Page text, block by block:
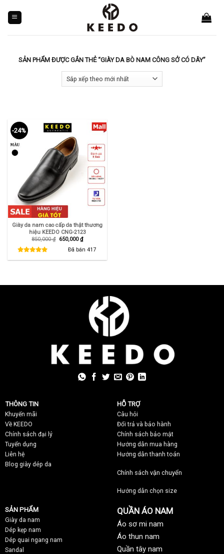
content
SẢN PHẨM ĐƯỢC GẮN THẺ “GIÀY DA BÒ NAM CÔNG SỞ CÓ DÂY”
-24%
Giày da nam cao cấp da thật thương
hiệu KEEDO CNG-2123
850,000₫ Giá
850,000 ₫.
650,000₫Giá
hiện
tại
là:
650,000 ₫.
Đã bán 417
THÔNG TIN
Khuyến mãi
Về KEEDO
Chính sách đại lý
Tuyển dụng
Liên hệ
Blog giày dép da
HỖ TRỢ
Câu hỏi
Đổi trả và bảo hành
Chính sách bảo mật
Hướng dẫn mua hàng
Hướng dẫn thanh toán
Chính sách vận chuyển
Hướng dẫn chọn size
SẢN PHẨM
Giày da nam
Dép kẹp nam
Dép quai ngang nam
Sandal
QUẦN ÁO NAM
Áo sơ mi nam
Áo thun nam
Quần tây nam